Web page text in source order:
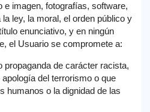
e imagen, fotografías, software,
ley, la moral, el orden público y
enunciativo, y en ningún
el Usuario se compromete a:
de carácter racista,
del terrorismo o que
humanos o la dignidad de las